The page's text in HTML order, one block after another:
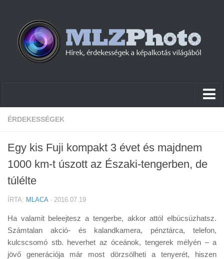
Hírek
Cikkek
Tanácsok
Érdekességek
ÉRDEKESSÉGEK
Egy kis Fuji kompakt 3 évet és majdnem
1000 km-t úszott az Északi-tengerben, de
túlélte
ÍRTA: MLACA· 2016.07.19
Ha valamit beleejtesz a tengerbe, akkor attól elbúcsúzhatsz.
Számtalan akció- és kalandkamera, pénztárca, telefon,
kulcscsomó stb. heverhet az óceánok, tengerek mélyén – a
jövő generációja már most dörzsölheti a tenyerét, hiszen